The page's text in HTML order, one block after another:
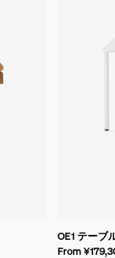
OE1 テーブ
From